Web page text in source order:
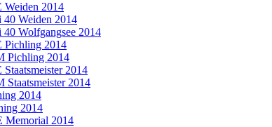
Weiden 2014
Weiden 2014
Wolfgangsee 2014
Pichling 2014
Pichling 2014
Staatsmeister 2014
Staatsmeister 2014
2014
2014
Memorial 2014